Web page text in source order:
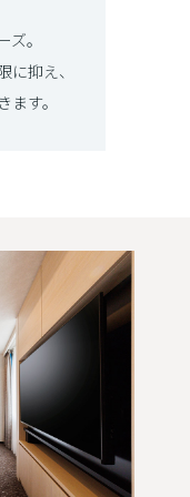
。
抑え、
す。